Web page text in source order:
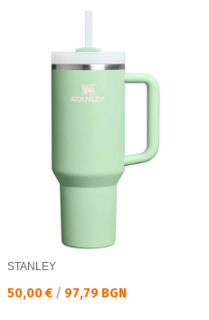
STANLEY
Текуща цена:
50,00 € / 97,79 BGN